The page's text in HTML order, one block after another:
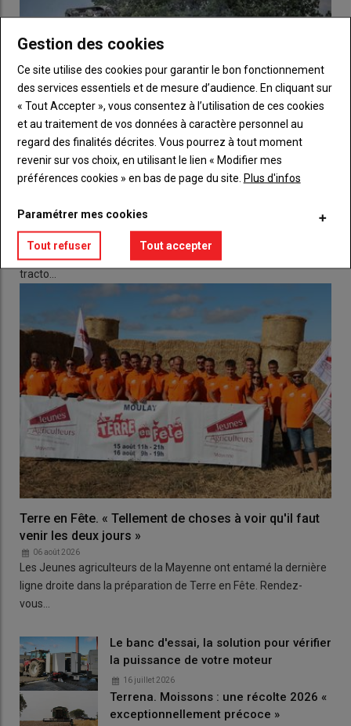
Dans le cadre de la 43e édition de Terre en Fête, organisée à
Moulay le samedi 15 et dimanche 16 août par les JA 53, le
tracto…
Terre en Fête. « Tellement de choses à voir qu'il faut
venir les deux jours »
06 août 2026
Les Jeunes agriculteurs de la Mayenne ont entamé la dernière
ligne droite dans la préparation de Terre en Fête. Rendez-
vous…
Le banc d'essai, la solution pour vérifier
la puissance de votre moteur
16 juillet 2026
Terrena. Moissons : une récolte 2026 «
exceptionnellement précoce »
Gestion des cookies
Ce site utilise des cookies pour garantir le bon fonctionnement
des services essentiels et de mesure d’audience. En cliquant sur
« Tout Accepter », vous consentez à l’utilisation de ces cookies
et au traitement de vos données à caractère personnel au
regard des finalités décrites. Vous pourrez à tout moment
revenir sur vos choix, en utilisant le lien « Modifier mes
préférences cookies » en bas de page du site. Plus d'infos
Paramétrer mes cookies
Tout refuser Tout accepter